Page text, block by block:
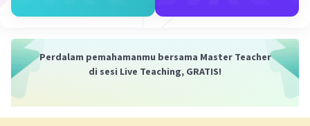
Polimorfisme runtime terjadi pada saat runtime saat
program dijalankan. Hal ini sering terkait dengan konsep
(interface).
Perdalam pemahamanmu bersama Master Teacher
di sesi Live Teaching, GRATIS!